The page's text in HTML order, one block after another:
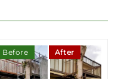
Before After